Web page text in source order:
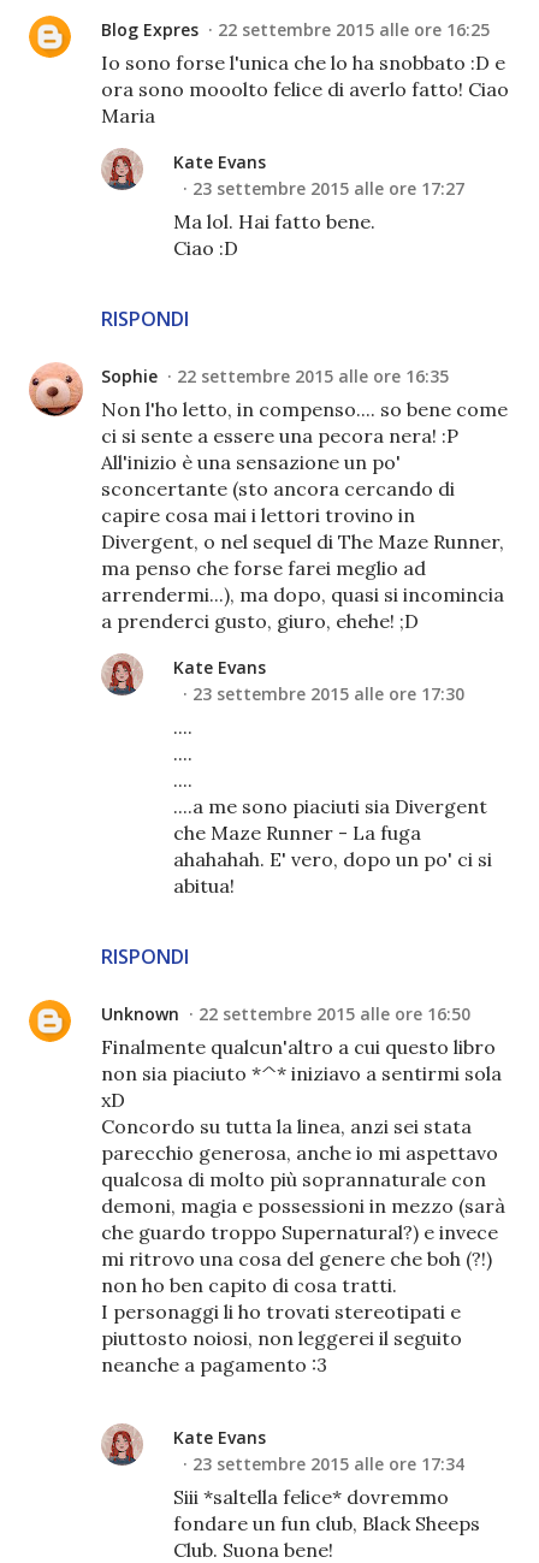
Blog Expres 22 settembre 2015 alle ore 16:25
Io sono forse l'unica che lo ha snobbato :D e
ora sono mooolto felice di averlo fatto! Ciao
Maria
RISPONDI
Kate Evans
23 settembre 2015 alle ore 17:27
Ma lol. Hai fatto bene.
Ciao :D
Sophie 22 settembre 2015 alle ore 16:35
Non l'ho letto, in compenso.... so bene come
ci si sente a essere una pecora nera! :P
All'inizio è una sensazione un po'
sconcertante (sto ancora cercando di
capire cosa mai i lettori trovino in
Divergent, o nel sequel di The Maze Runner,
ma penso che forse farei meglio ad
arrendermi...), ma dopo, quasi si incomincia
a prenderci gusto, giuro, ehehe! ;D
RISPONDI
Kate Evans
23 settembre 2015 alle ore 17:30
....
....
....
....a me sono piaciuti sia Divergent
che Maze Runner - La fuga
ahahahah. E' vero, dopo un po' ci si
abitua!
Unknown 22 settembre 2015 alle ore 16:50
Finalmente qualcun'altro a cui questo libro
non sia piaciuto *^* iniziavo a sentirmi sola
xD
Concordo su tutta la linea, anzi sei stata
parecchio generosa, anche io mi aspettavo
qualcosa di molto più soprannaturale con
demoni, magia e possessioni in mezzo (sarà
che guardo troppo Supernatural?) e invece
mi ritrovo una cosa del genere che boh (?!)
non ho ben capito di cosa tratti.
I personaggi li ho trovati stereotipati e
piuttosto noiosi, non leggerei il seguito
neanche a pagamento :3
Kate Evans
23 settembre 2015 alle ore 17:34
Siii *saltella felice* dovremmo
fondare un fun club, Black Sheeps
Club. Suona bene!